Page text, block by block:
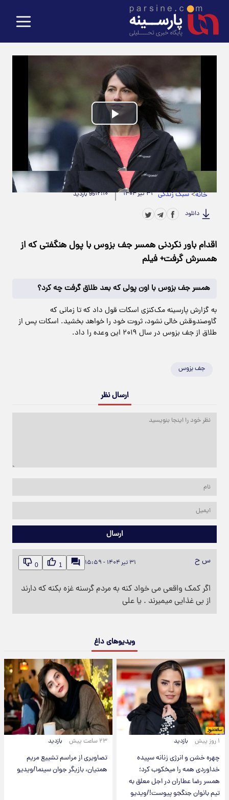
Play
Video
حجم ویدیو: 5.16M مدت زمان ویدیو: 00:00:50
خانه>سبک زندگی ۳۱ تیر ۱۴۰۴ ۱۲:۱۰95 بازدید
دانلود
اقدام باور نکردنی همسر جف بزوس با پول هنگفتی که از
همسرش گرفت+ فیلم
همسر جف بزوس با اون پولی که بعد طلاق گرفت چه کرد؟
به گزارش پارسینه مک‌کنزی اسکات قول داد که تا زمانی که
گاوصندوقش خالی نشود، ثروت خود را خواهد بخشید. اسکات پس از
طلاق از جف بزوس در سال ۲۰۱۹ این وعده را داد.
جف بزوس
ارسال نظر
ارسال
س ح ۳۱ تیر ۱۴۰۴ - ۱۵:۵۹ 1
0
اگر کمک واقعی می خواد کنه به مردم گرسنه غزه بکنه که دارند
از بی غذایی میمیرند . یا علی
ویدیوهای داغ
۱ روز پیش بازدید
چهره خشن و انرژی زنانه سپیده
خداوردی همه را میخکوب کرد؛
همسر رضا عطاران در اجل معلق به
تیم بانوان جنگجو پیوست!/ویدیو
۲۳ ساعت پیش بازدید
تصاویری از مراسم تشییع مریم
همتیان، بازیگر جوان سینما/ویدیو